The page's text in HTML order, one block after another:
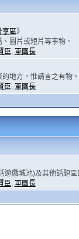
享區》
圖片或短片等事物。
臣, 軍團長
地方，惟請言之有物。
臣, 軍團長
遊戲城池)及其他話題
臣, 軍團長